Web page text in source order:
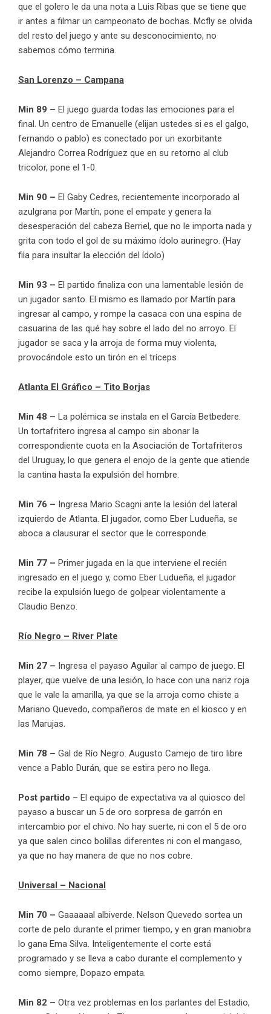
que el golero le da una nota a Luis Ribas que se tiene que
ir antes a filmar un campeonato de bochas. Mcfly se olvida
del resto del juego y ante su desconocimiento, no
sabemos cómo termina.
San Lorenzo – Campana
Min 89 – El juego guarda todas las emociones para el
final. Un centro de Emanuelle (elijan ustedes si es el galgo,
fernando o pablo) es conectado por un exorbitante
Alejandro Correa Rodríguez que en su retorno al club
tricolor, pone el 1-0.
Min 90 – El Gaby Cedres, recientemente incorporado al
azulgrana por Martín, pone el empate y genera la
desesperación del cabeza Berriel, que no le importa nada y
grita con todo el gol de su máximo ídolo aurinegro. (Hay
fila para insultar la elección del ídolo)
Min 93 – El partido finaliza con una lamentable lesión de
un jugador santo. El mismo es llamado por Martín para
ingresar al campo, y rompe la casaca con una espina de
casuarina de las qué hay sobre el lado del no arroyo. El
jugador se saca y la arroja de forma muy violenta,
provocándole esto un tirón en el tríceps
Atlanta El Gráfico – Tito Borjas
Min 48 – La polémica se instala en el García Betbedere.
Un tortafritero ingresa al campo sin abonar la
correspondiente cuota en la Asociación de Tortafriteros
del Uruguay, lo que genera el enojo de la gente que atiende
la cantina hasta la expulsión del hombre.
Min 76 – Ingresa Mario Scagni ante la lesión del lateral
izquierdo de Atlanta. El jugador, como Eber Ludueña, se
aboca a clausurar el sector que le corresponde.
Min 77 – Primer jugada en la que interviene el recién
ingresado en el juego y, como Eber Ludueña, el jugador
recibe la expulsión luego de golpear violentamente a
Claudio Benzo.
Río Negro – River Plate
Min 27 – Ingresa el payaso Aguilar al campo de juego. El
player, que vuelve de una lesión, lo hace con una nariz roja
que le vale la amarilla, ya que se la arroja como chiste a
Mariano Quevedo, compañeros de mate en el kiosco y en
las Marujas.
Min 78 – Gal de Río Negro. Augusto Camejo de tiro libre
vence a Pablo Durán, que se estira pero no llega.
Post partido – El equipo de expectativa va al quiosco del
payaso a buscar un 5 de oro sorpresa de garrón en
intercambio por el chivo. No hay suerte, ni con el 5 de oro
ya que salen cinco bolillas diferentes ni con el mangaso,
ya que no hay manera de que no nos cobre.
Universal – Nacional
Min 70 – Gaaaaaal albiverde. Nelson Quevedo sortea un
corte de pelo durante el primer tiempo, y en gran maniobra
lo gana Ema Silva. Inteligentemente el corte está
programado y se lleva a cabo durante el complemento y
como siempre, Dopazo empata.
Min 82 – Otra vez problemas en los parlantes del Estadio,